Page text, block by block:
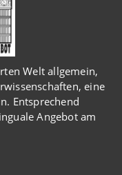
Welt allgemein,
eine
Entsprechend
Angebot am